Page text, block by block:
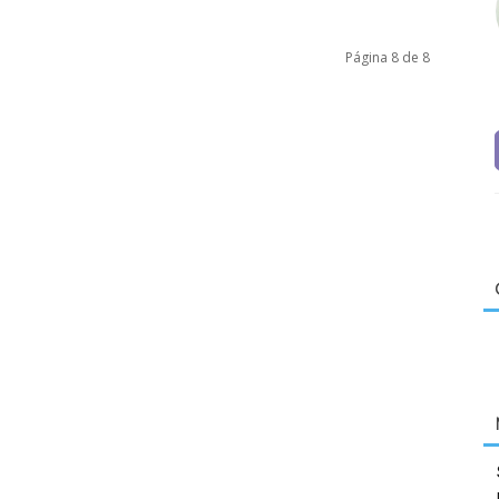
Página 8 de 8